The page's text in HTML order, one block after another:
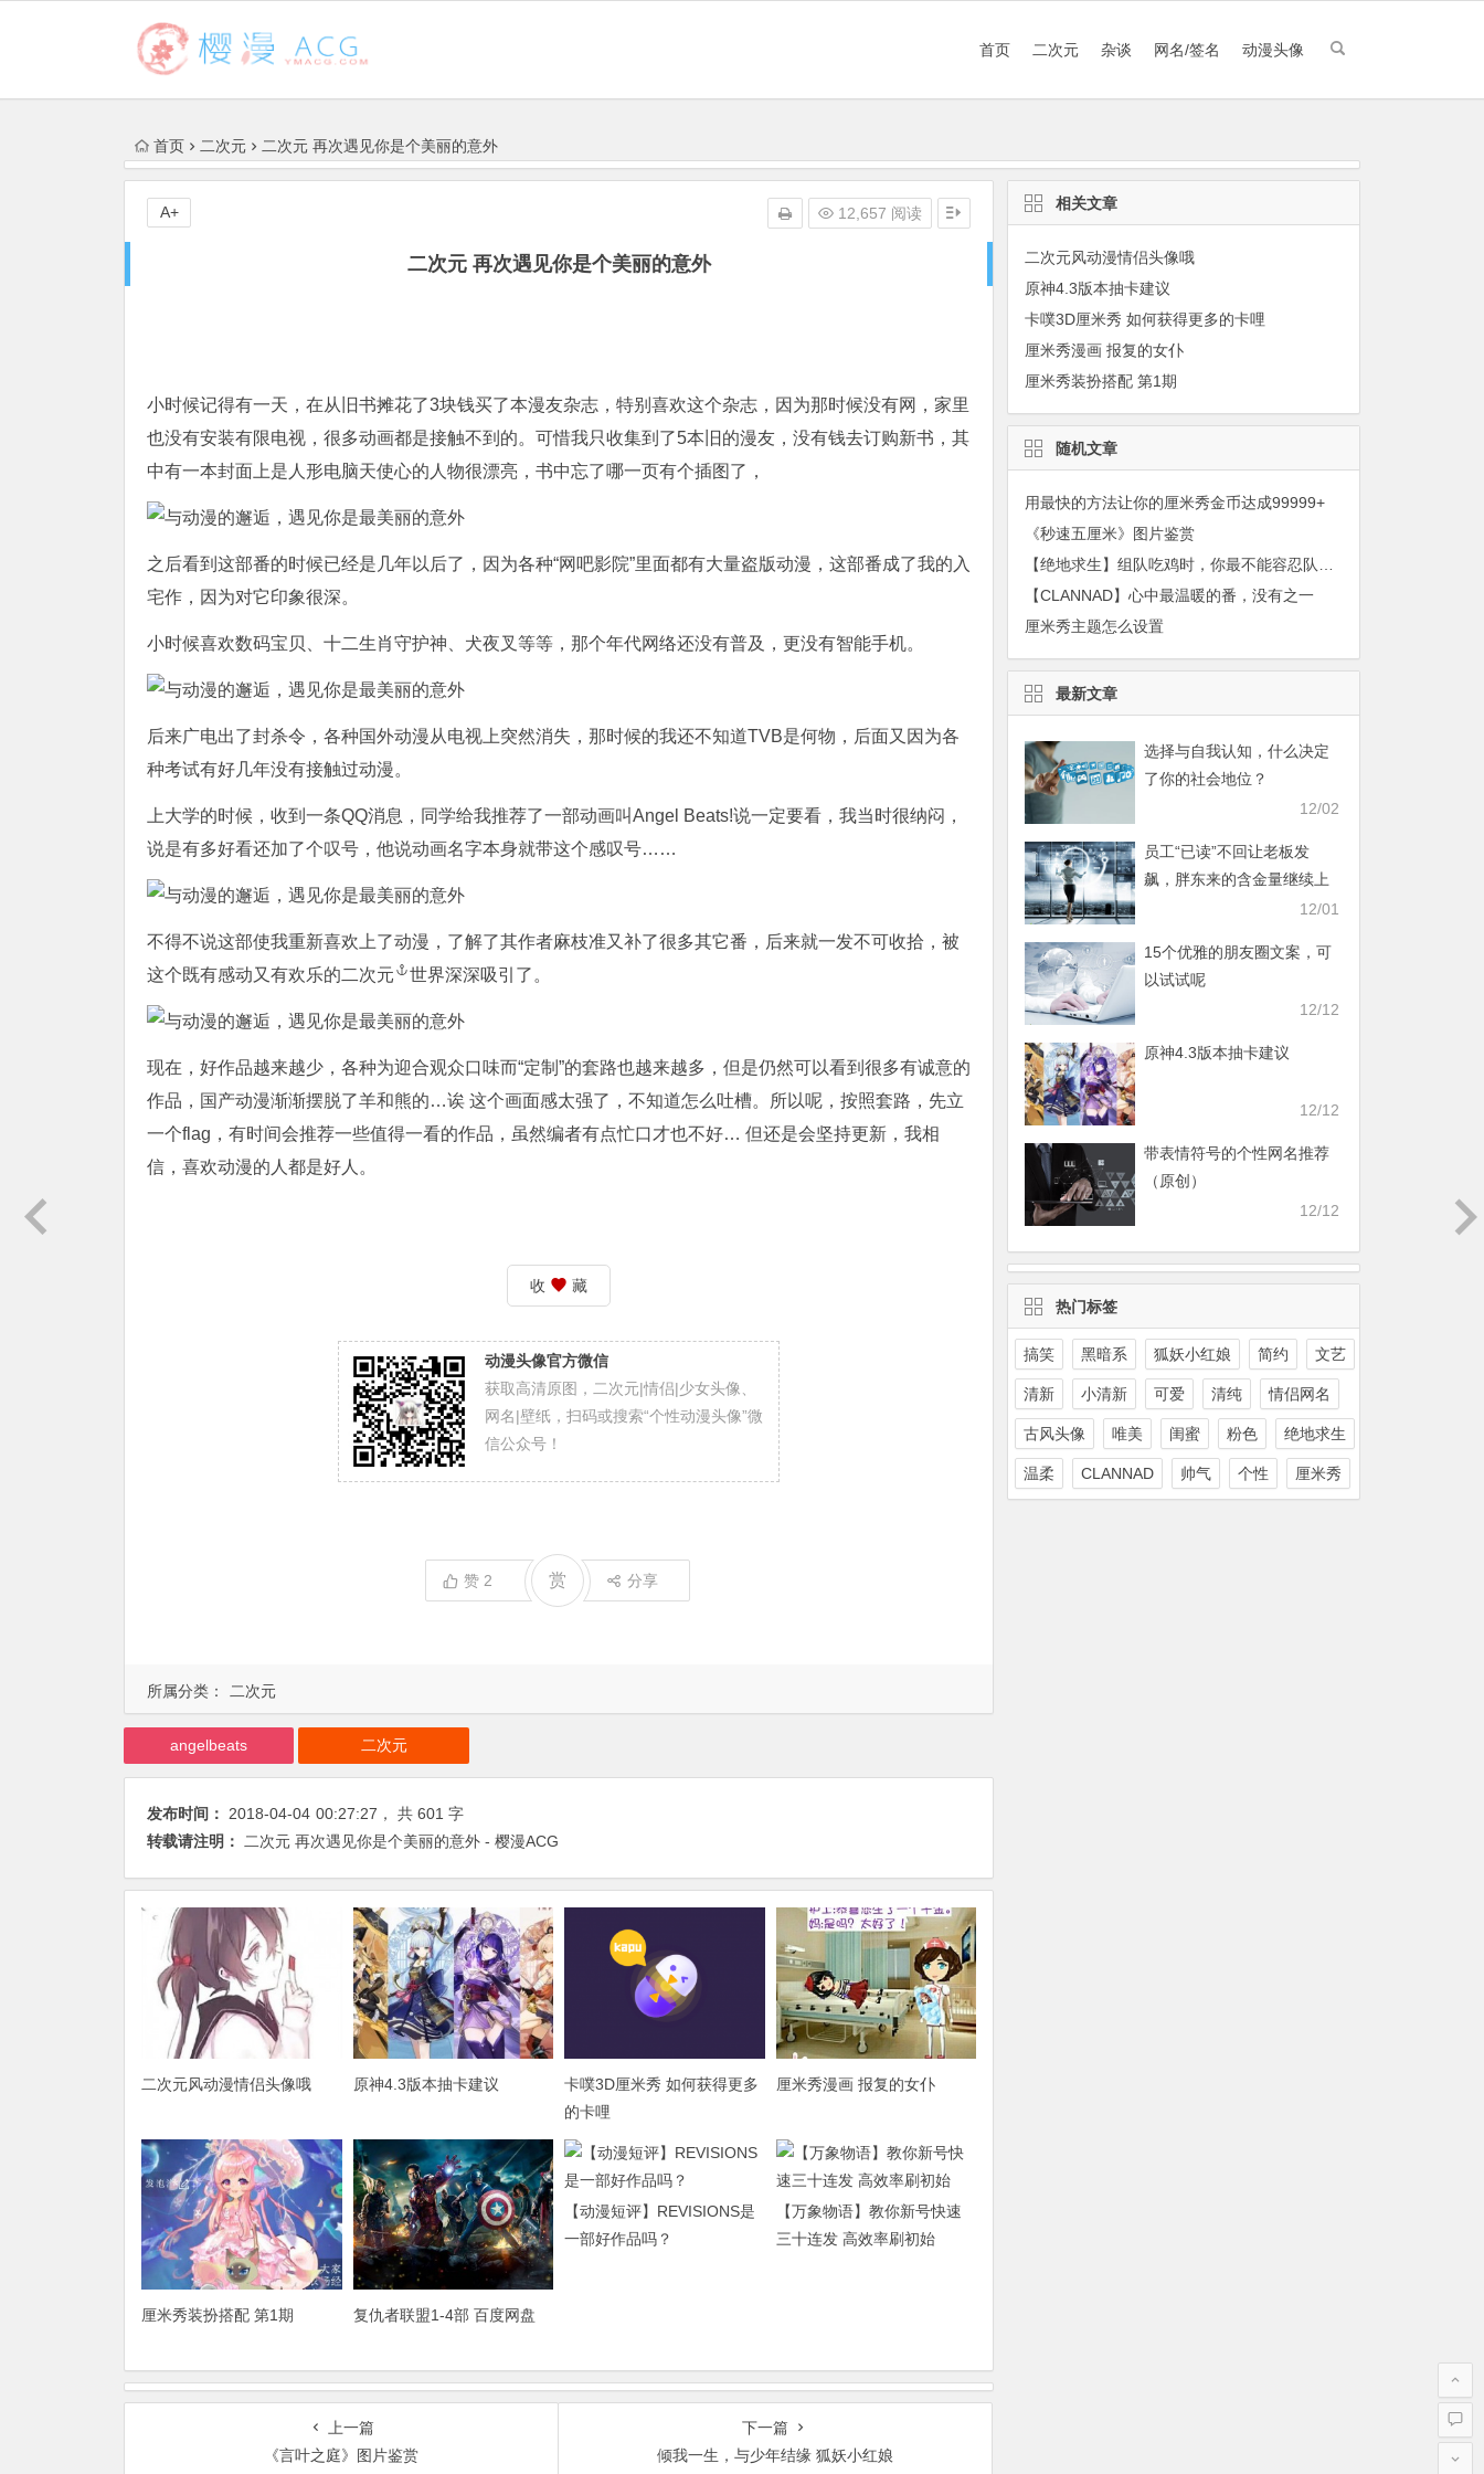
首页 二次元 杂谈 网名/签名 动漫头像
首页 二次元 二次元 再次遇见你是个美丽的意外
二次元 再次遇见你是个美丽的意外
12,657 阅读
A+
所属分类： 二次元
小时候记得有一天，在从旧书摊花了3块钱买了本漫友杂志，特别喜欢这个杂志，因为那时候没有网，家里
也没有安装有限电视，很多动画都是接触不到的。可惜我只收集到了5本旧的漫友，没有钱去订购新书，其
中有一本封面上是人形电脑天使心的人物很漂亮，书中忘了哪一页有个插图了，
之后看到这部番的时候已经是几年以后了，因为各种“网吧影院”里面都有大量盗版动漫，这部番成了我的入
宅作，因为对它印象很深。
小时候喜欢数码宝贝、十二生肖守护神、犬夜叉等等，那个年代网络还没有普及，更没有智能手机。
后来广电出了封杀令，各种国外动漫从电视上突然消失，那时候的我还不知道TVB是何物，后面又因为各
种考试有好几年没有接触过动漫。
上大学的时候，收到一条QQ消息，同学给我推荐了一部动画叫Angel Beats!说一定要看，我当时很纳闷，
说是有多好看还加了个叹号，他说动画名字本身就带这个感叹号……
不得不说这部使我重新喜欢上了动漫，了解了其作者麻枝准又补了很多其它番，后来就一发不可收拾，被
这个既有感动又有欢乐的二次元 世界深深吸引了。
现在，好作品越来越少，各种为迎合观众口味而“定制”的套路也越来越多，但是仍然可以看到很多有诚意的
作品，国产动漫渐渐摆脱了羊和熊的…诶 这个画面感太强了，不知道怎么吐槽。所以呢，按照套路，先立
一个flag，有时间会推荐一些值得一看的作品，虽然编者有点忙口才也不好… 但还是会坚持更新，我相
信，喜欢动漫的人都是好人。
收 藏
动漫头像官方微信
获取高清原图，二次元|情侣|少女头像、
网名|壁纸，扫码或搜索“个性动漫头像”微
信公众号！
赞 2 赏 分享
angelbeats 二次元
发布时间： 2018-04-04 00:27:27 ， 共 601 字
转载请注明： 二次元 再次遇见你是个美丽的意外 - 樱漫ACG
二次元风动漫情侣头像哦 原神4.3版本抽卡建议
卡噗3D厘米秀 如何获得更多
的卡哩
厘米秀漫画 报复的女仆
厘米秀装扮搭配 第1期 复仇者联盟1-4部 百度网盘
【动漫短评】REVISIONS是
一部好作品吗？
【万象物语】教你新号快速
三十连发 高效率刷初始
上一篇
《言叶之庭》图片鉴赏
下一篇
倾我一生，与少年结缘 狐妖小红娘
相关文章
二次元风动漫情侣头像哦
原神4.3版本抽卡建议
卡噗3D厘米秀 如何获得更多的卡哩
厘米秀漫画 报复的女仆
厘米秀装扮搭配 第1期
随机文章
用最快的方法让你的厘米秀金币达成99999+
《秒速五厘米》图片鉴赏
【CLANNAD】心中最温暖的番，没有之一
厘米秀主题怎么设置
最新文章
选择与自我认知，什么决定
了你的社会地位？
12/02
员工“已读”不回让老板发
飙，胖东来的含金量继续上
12/01
15个优雅的朋友圈文案，可
以试试呢
12/12
原神4.3版本抽卡建议
12/12
带表情符号的个性网名推荐
（原创）
12/12
热门标签
搞笑 黑暗系 狐妖小红娘 简约 文艺
清新 小清新 可爱 清纯 情侣网名
古风头像 唯美 闺蜜 粉色 绝地求生
温柔 CLANNAD 帅气 个性 厘米秀